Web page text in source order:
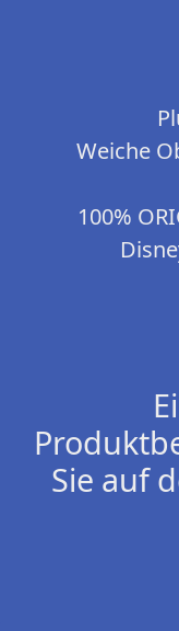
Weiche
100%
Sie auf